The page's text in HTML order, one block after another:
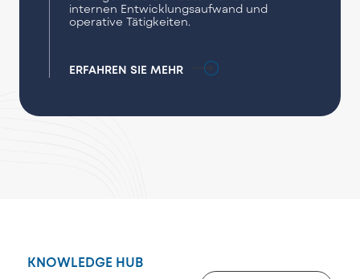
internen Entwicklungsaufwand und
operative Tätigkeiten.
ERFAHREN SIE MEHR
KNOWLEDGE HUB